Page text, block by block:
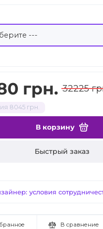
грн. 32225
8045 грн.
В корзину
Быстрый заказ
условия
В сравнение